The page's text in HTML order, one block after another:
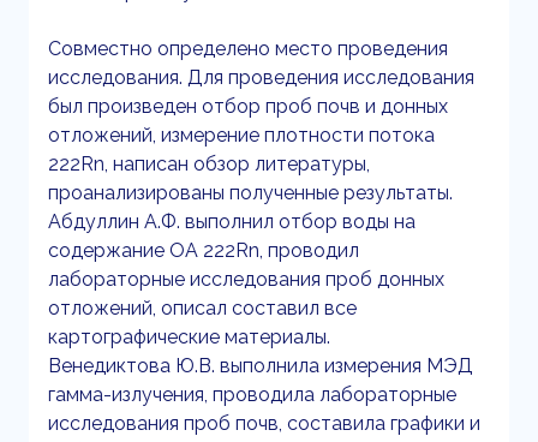
Совместно определено место проведения
исследования. Для проведения исследования
был произведен отбор проб почв и донных
отложений, измерение плотности потока
222Rn, написан обзор литературы,
проанализированы полученные результаты.
Абдуллин А.Ф. выполнил отбор воды на
содержание ОА 222Rn, проводил
лабораторные исследования проб донных
отложений, описал составил все
картографические материалы.
Венедиктова Ю.В. выполнила измерения МЭД
гамма-излучения, проводила лабораторные
исследования проб почв, составила графики и